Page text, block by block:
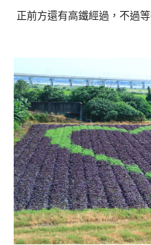
正前方還有高鐵經過，不過